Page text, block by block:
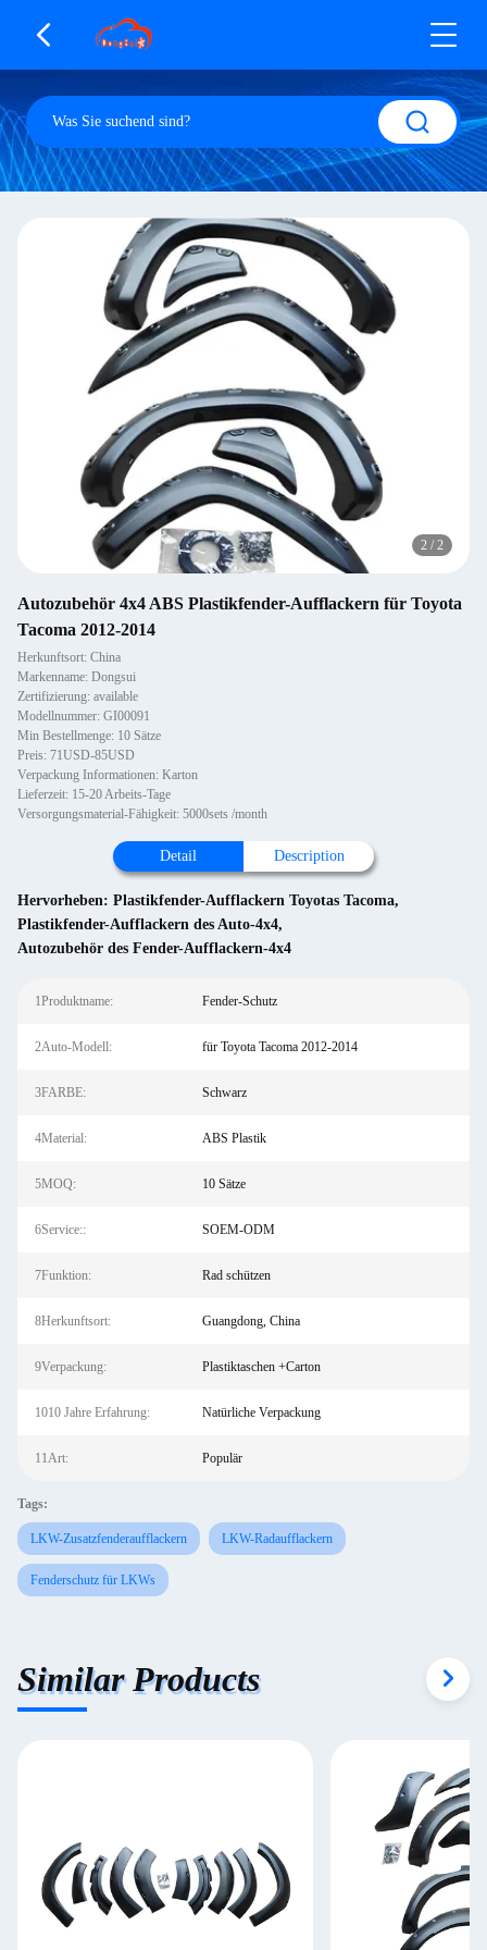
2 / 2
Autozubehör 4x4 ABS Plastikfender-Aufflackern für Toyota
Tacoma 2012-2014
Herkunftsort: China
Markenname: Dongsui
Zertifizierung: available
Modellnummer: GI00091
Min Bestellmenge: 10 Sätze
Preis: 71USD-85USD
Verpackung Informationen: Karton
Lieferzeit: 15-20 Arbeits-Tage
Versorgungsmaterial-Fähigkeit: 5000sets /month
Detail Description
Hervorheben: Plastikfender-Aufflackern Toyotas Tacoma,
Plastikfender-Aufflackern des Auto-4x4,
Autozubehör des Fender-Aufflackern-4x4
1Produktname: Fender-Schutz
2Auto-Modell: für Toyota Tacoma 2012-2014
3FARBE: Schwarz
4Material: ABS Plastik
5MOQ: 10 Sätze
6Service:: SOEM-ODM
7Funktion: Rad schützen
8Herkunftsort: Guangdong, China
9Verpackung: Plastiktaschen +Carton
1010 Jahre Erfahrung: Natürliche Verpackung
11Art: Populär
Tags:
LKW-Zusatzfenderaufflackern LKW-Radaufflackern
Fenderschutz für LKWs
Similar Products